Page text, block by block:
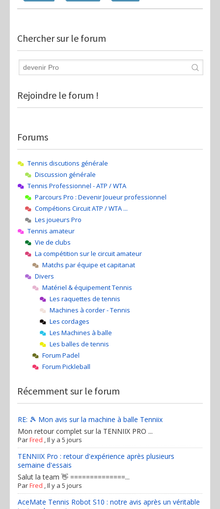
Chercher sur le forum
Rejoindre le forum !
Forums
Tennis discutions générale
Discussion générale
Tennis Professionnel - ATP / WTA
Parcours Pro : Devenir Joueur professionnel
Compétions Circuit ATP / WTA ...
Les joueurs Pro
Tennis amateur
Vie de clubs
La compétition sur le circuit amateur
Matchs par équipe et capitanat
Divers
Matériel & équipement Tennis
Les raquettes de tennis
Machines à corder - Tennis
Les cordages
Les Machines à balle
Les balles de tennis
Forum Padel
Forum Pickleball
Récemment sur le forum
RE: 🎾 Mon avis sur la machine à balle Tenniix
Mon retour complet sur la TENNIIX PRO ...
ParFred ,Il y a 5 jours
TENNIIX Pro : retour d'expérience après plusieurs
semaine d'essais
Salut la team 👋 ==============...
ParFred ,Il y a 5 jours
AceMate Tennis Robot S10 : notre avis après un véritable